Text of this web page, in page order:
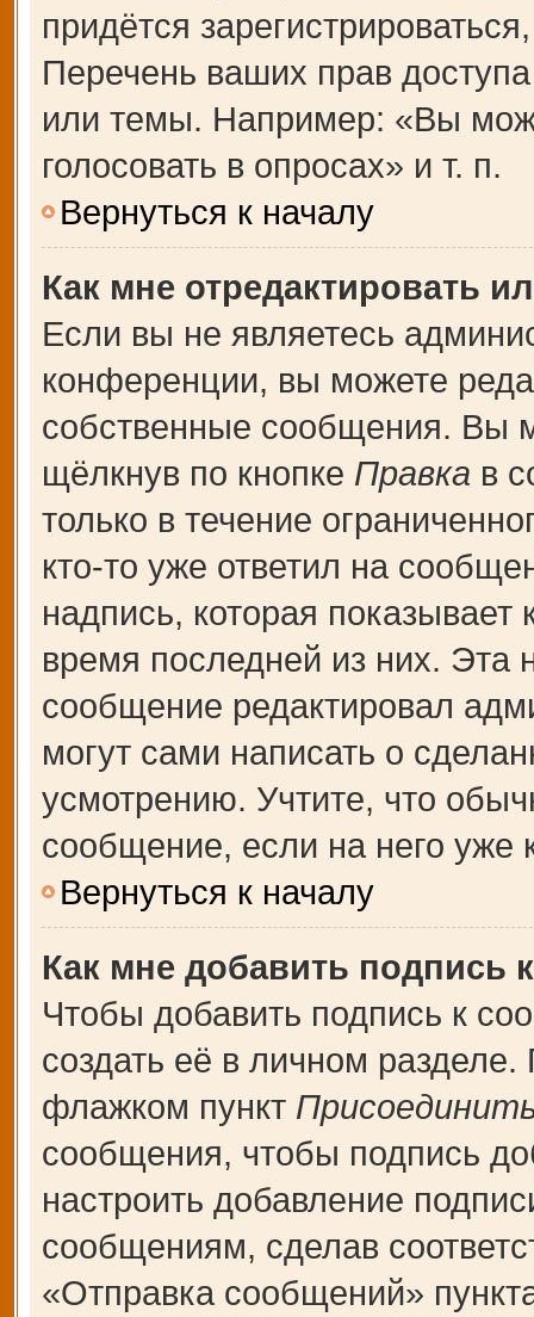
придётся
Перечень ваших прав
или темы. Например: «Вы
голосовать в опросах» и т. п.
Вернуться к началу
Как мне отредактировать
Если вы не являетесь
конференции, вы можете
собственные сообщения. Вы
щёлкнув по кнопке Правка в
только в течение
кто-то уже ответил на
надпись, которая показывает
время последней из них. Эта
сообщение редактировал
могут сами написать о
усмотрению. Учтите, что
сообщение, если на него уже
Вернуться к началу
Как мне добавить подпись
Чтобы добавить подпись к
создать её в личном
флажком пункт
сообщения, чтобы подпись
настроить добавление
сообщениям, сделав
«Отправка сообщений»